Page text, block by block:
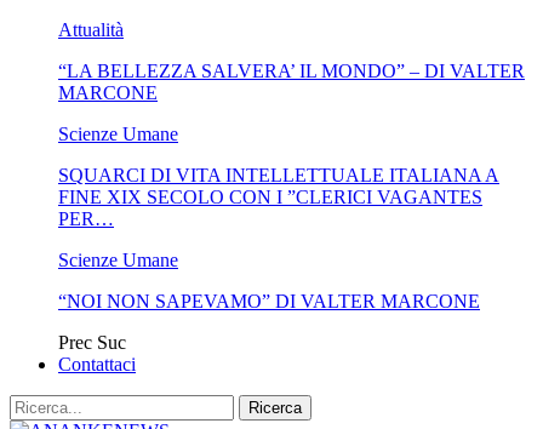
Attualità
“LA BELLEZZA SALVERA’ IL MONDO” – DI VALTER
MARCONE
Scienze Umane
SQUARCI DI VITA INTELLETTUALE ITALIANA A
FINE XIX SECOLO CON I ”CLERICI VAGANTES
PER…
Scienze Umane
“NOI NON SAPEVAMO” DI VALTER MARCONE
Prec Suc
Contattaci